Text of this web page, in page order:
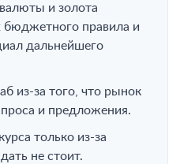
и золота
бюджетного правила и
дальнейшего
из-за того, что рынок
и предложения.
только из-за
не стоит.